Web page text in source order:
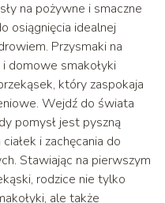
na pożywne i smaczne
osiągnięcia idealnej
Przysmaki na
i domowe smakołyki
który zaspokaja
Wejdź do świata
pomysł jest pyszną
i zachęcania do
Stawiając na pierwszym
rodzice nie tylko
ale także